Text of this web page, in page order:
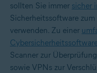
sollten Sie immer sicher
Sicherheitssoftware
verwenden. Zu einer
Scanner zur
sowie VPNs zur